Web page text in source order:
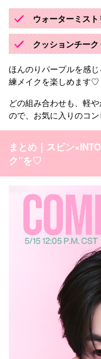
ウォーターミス
クッションチー
ほんのりパープルを感
練メイクを楽しめます♡
どの組み合わせも、軽
ので、お気に入りのコ
まとめ｜スビン
ク”を♡